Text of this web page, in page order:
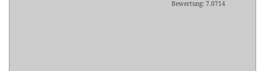
Bewertung: 7.0714